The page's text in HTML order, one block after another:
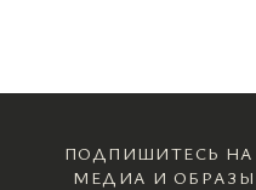
ПОДПИШИТЕСЬ
МЕДИА И